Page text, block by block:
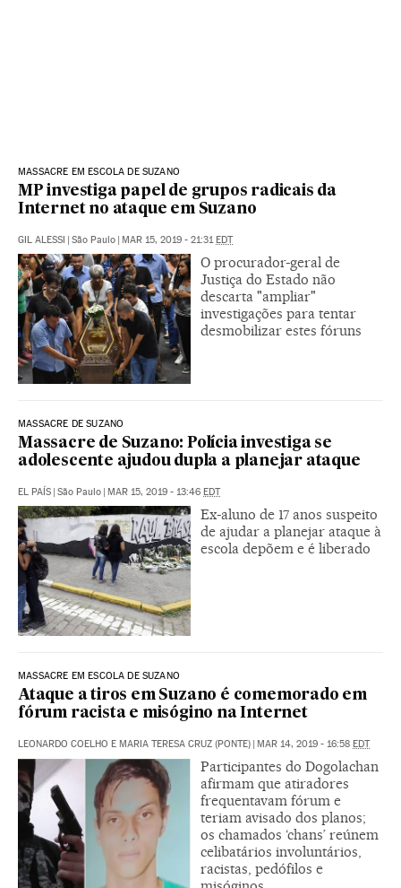
MASSACRE EM ESCOLA DE SUZANO
MP investiga papel de grupos radicais da
Internet no ataque em Suzano
GIL ALESSI | São Paulo | MAR 15, 2019 - 21:31EDT
O procurador-geral de
Justiça do Estado não
descarta "ampliar"
investigações para tentar
desmobilizar estes fóruns
MASSACRE DE SUZANO
Massacre de Suzano: Polícia investiga se
adolescente ajudou dupla a planejar ataque
EL PAÍS | São Paulo | MAR 15, 2019 - 13:46 EDT
Ex-aluno de 17 anos suspeito
de ajudar a planejar ataque à
escola depõem e é liberado
MASSACRE EM ESCOLA DE SUZANO
Ataque a tiros em Suzano é comemorado em
fórum racista e misógino na Internet
LEONARDO COELHO E MARIA TERESA CRUZ (PONTE) | MAR 14, 2019 - 16:58 EDT
Participantes do Dogolachan
afirmam que atiradores
frequentavam fórum e
teriam avisado dos planos;
os chamados ‘chans’ reúnem
celibatários involuntários,
racistas, pedófilos e